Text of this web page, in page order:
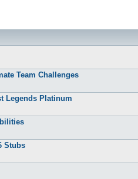
Team Challenges
Legends Platinum
Stubs